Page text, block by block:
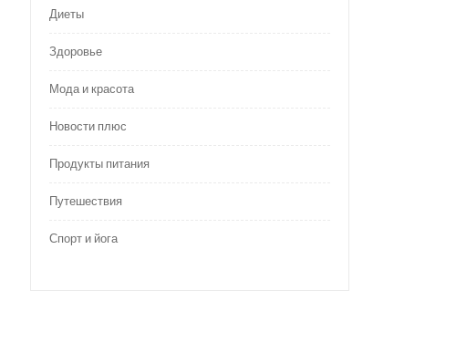
Диеты
Здоровье
Мода и красота
Новости плюс
Продукты питания
Путешествия
Спорт и йога